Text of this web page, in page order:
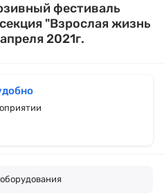
фестиваль
"Взрослая жизнь
2021г.